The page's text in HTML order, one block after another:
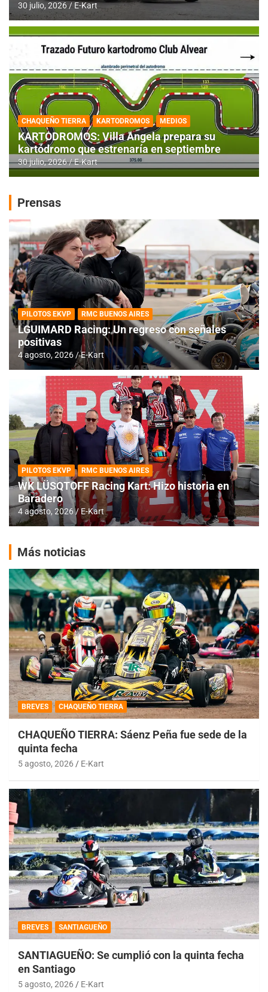
30 julio, 2026 E-Kart
CHAQUEÑO TIERRA KARTODROMOS MEDIOS
KARTODROMOS: Villa Angela prepara su
kartódromo que estrenaría en septiembre
30 julio, 2026 E-Kart
Prensas
PILOTOS EKVP RMC BUENOS AIRES
LGUIMARD Racing: Un regreso con señales
positivas
4 agosto, 2026 E-Kart
PILOTOS EKVP RMC BUENOS AIRES
WK LÜSQTOFF Racing Kart: Hizo historia en
Baradero
4 agosto, 2026 E-Kart
Más noticias
BREVES CHAQUEÑO TIERRA
CHAQUEÑO TIERRA: Sáenz Peña fue sede de la
quinta fecha
5 agosto, 2026 E-Kart
BREVES SANTIAGUEÑO
SANTIAGUEÑO: Se cumplió con la quinta fecha
en Santiago
5 agosto, 2026 E-Kart